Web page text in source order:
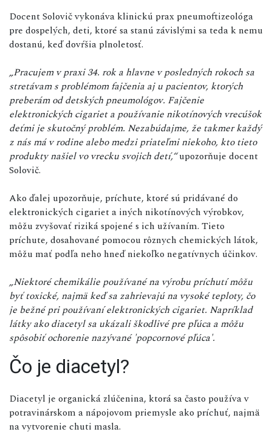
Docent Solovič vykonáva klinickú prax pneumoftizeológa
pre dospelých, deti, ktoré sa stanú závislými sa teda k nemu
dostanú, keď dovŕšia plnoletosť.
„Pracujem v praxi 34. rok a hlavne v posledných rokoch sa
stretávam s problémom fajčenia aj u pacientov, ktorých
preberám od detských pneumológov. Fajčenie
elektronických cigariet a používanie nikotínových vrecúšok
deťmi je skutočný problém. Nezabúdajme, že takmer každý
z nás má v rodine alebo medzi priateľmi niekoho, kto tieto
produkty našiel vo vrecku svojich detí,“upozorňuje docent
Solovič.
Ako ďalej upozorňuje, príchute, ktoré sú pridávané do
elektronických cigariet a iných nikotínových výrobkov,
môžu zvyšovať riziká spojené s ich užívaním. Tieto
príchute, dosahované pomocou rôznych chemických látok,
môžu mať podľa neho hneď niekoľko negatívnych účinkov.
„Niektoré chemikálie používané na výrobu príchutí môžu
byť toxické, najmä keď sa zahrievajú na vysoké teploty, čo
je bežné pri používaní elektronických cigariet. Napríklad
látky ako diacetyl sa ukázali škodlivé pre pľúca a môžu
spôsobiť ochorenie nazývané 'popcornové pľúca'.
Čo je diacetyl?
Diacetyl je organická zlúčenina, ktorá sa často používa v
potravinárskom a nápojovom priemysle ako príchuť, najmä
na vytvorenie chuti masla.